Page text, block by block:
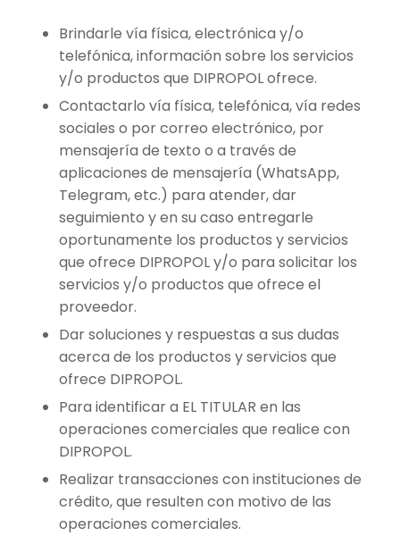
Brindarle vía física, electrónica y/o
telefónica, información sobre los servicios
y/o productos que DIPROPOL ofrece.
Contactarlo vía física, telefónica, vía redes
sociales o por correo electrónico, por
mensajería de texto o a través de
aplicaciones de mensajería (WhatsApp,
Telegram, etc.) para atender, dar
seguimiento y en su caso entregarle
oportunamente los productos y servicios
que ofrece DIPROPOL y/o para solicitar los
servicios y/o productos que ofrece el
proveedor.
Dar soluciones y respuestas a sus dudas
acerca de los productos y servicios que
ofrece DIPROPOL.
Para identificar a EL TITULAR en las
operaciones comerciales que realice con
DIPROPOL.
Realizar transacciones con instituciones de
crédito, que resulten con motivo de las
operaciones comerciales.